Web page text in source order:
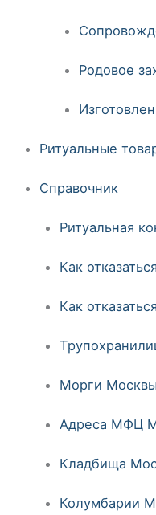
Родовое
Ритуальные
Справочник
Ритуальная
Как
Как
Морги
Адреса МФЦ
Кладбища
Колумбарии